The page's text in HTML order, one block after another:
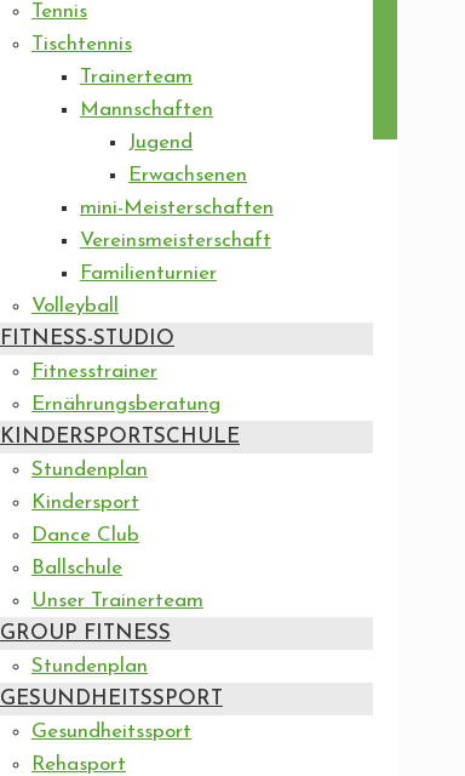
Tennis
Tischtennis
Trainerteam
Mannschaften
Jugend
Erwachsenen
mini-Meisterschaften
Vereinsmeisterschaft
Familienturnier
Volleyball
FITNESS-STUDIO
Fitnesstrainer
Ernährungsberatung
KINDERSPORTSCHULE
Stundenplan
Kindersport
Dance Club
Ballschule
Unser Trainerteam
GROUP FITNESS
Stundenplan
GESUNDHEITSSPORT
Gesundheitssport
Rehasport